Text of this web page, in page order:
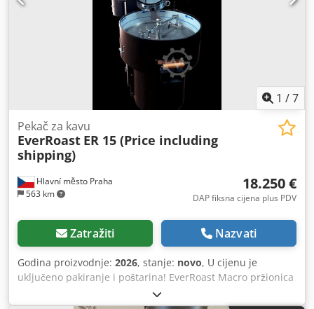
1 /7
Hlavní město Praha
563 km
Pekač za kavu
EverRoast ER 15 (Price including
shipping)
18.250 €
DAP fiksna cijena plus PDV
Zatražiti Nazvati
Godina proizvodnje: 2026, stanje: novo, U cijenu je
uključeno pakiranje i poštarina! EverRoast Macro pržionica
kave ima kapacitet od 15 kg zelenih zrna kave po šarži i